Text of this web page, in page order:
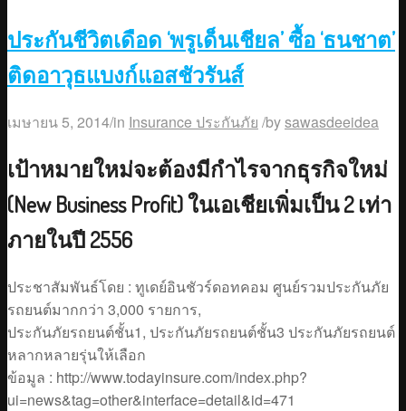
ประกันชีวิตเดือด ‘พรูเด็นเชียล’ ซื้อ ‘ธนชาต’
ติดอาวุธแบงก์แอสชัวรันส์
เมษายน 5, 2014/in Insurance ประกันภัย /bysawasdeeidea
เป้าหมายใหม่จะต้องมีกำไรจากธุรกิจใหม่
(New Business Profit) ในเอเชียเพิ่มเป็น 2 เท่า
ภายในปี 2556
ประชาสัมพันธ์โดย : ทูเดย์อินชัวร์ดอทคอม ศูนย์รวมประกันภัย
รถยนต์มากกว่า 3,000 รายการ,
ประกันภัยรถยนต์ชั้น1, ประกันภัยรถยนต์ชั้น3 ประกันภัยรถยนต์
หลากหลายรุ่นให้เลือก
ข้อมูล : http://www.todayinsure.com/index.php?
ui=news&tag=other&interface=detail&id=471